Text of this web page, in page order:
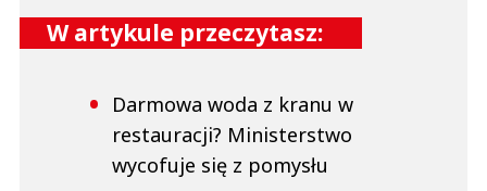
W artykule przeczytasz:
Darmowa woda z kranu w
restauracji? Ministerstwo
wycofuje się z pomysłu